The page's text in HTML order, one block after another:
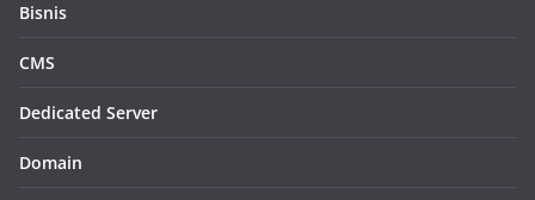
Bisnis
CMS
Dedicated Server
Domain